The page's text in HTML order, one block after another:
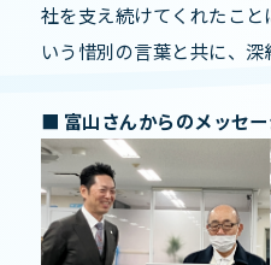
社を支え続けてくれたこ
いう惜別の言葉と共に、深
■ 富山さんからのメッセ